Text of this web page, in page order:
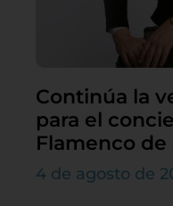
Continúa la
para el
Flamenco de
4 de agosto de